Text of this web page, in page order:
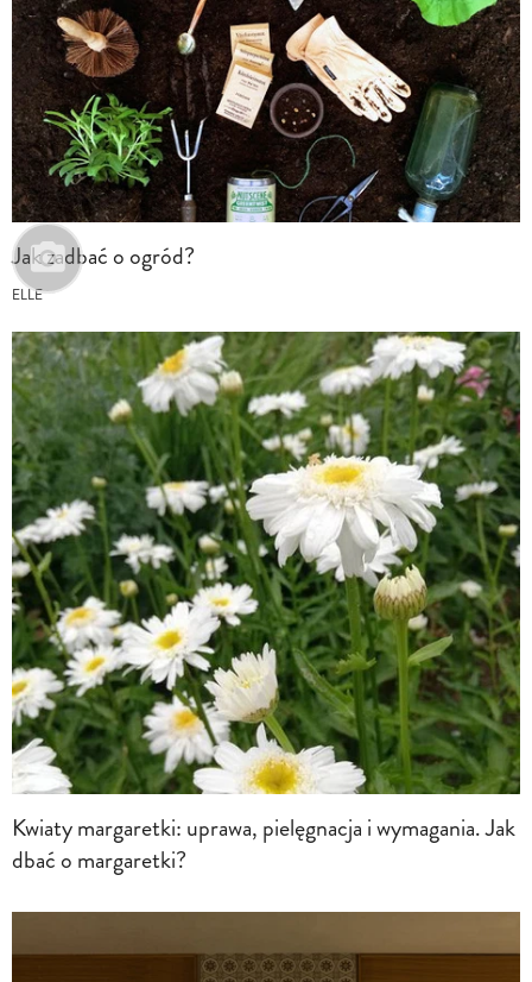
Jak zadbać o ogród?
ELLE
Kwiaty margaretki: uprawa, pielęgnacja i wymagania. Jak
dbać o margaretki?